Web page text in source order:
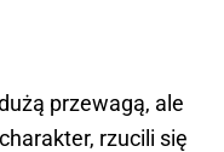
przewagą, ale
rzucili się